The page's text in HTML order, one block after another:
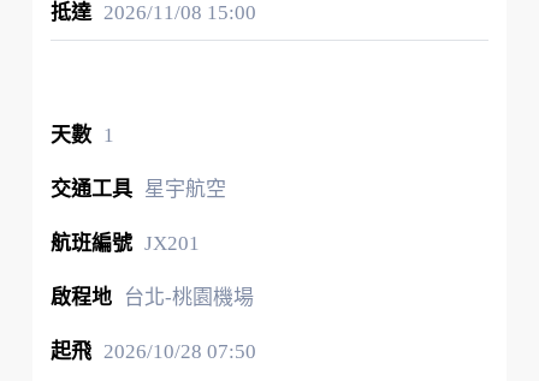
2026/11/08 15:00
1
星宇航空
JX201
台北-桃園機場
2026/10/28 07:50